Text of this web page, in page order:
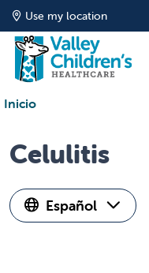
Use my location
Inicio
Celulitis
Español